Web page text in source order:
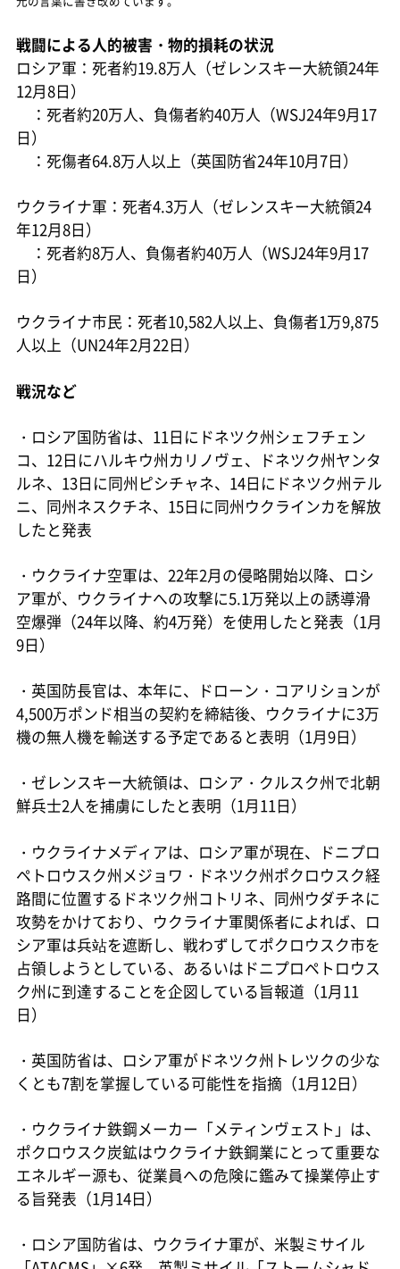
戦闘による人的被害・物的損耗の状況
ロシア軍：死者約19.8万人（ゼレンスキー大統領24年
12月8日）
：死者約20万人、負傷者約40万人（WSJ24年9月17
日）
：死傷者64.8万人以上（英国防省24年10月7日）
ウクライナ軍：死者4.3万人（ゼレンスキー大統領24
年12月8日）
：死者約8万人、負傷者約40万人（WSJ24年9月17
日）
ウクライナ市民：死者10,582人以上、負傷者1万9,875
人以上（UN24年2月22日）
戦況など
・ロシア国防省は、11日にドネツク州シェフチェン
コ、12日にハルキウ州カリノヴェ、ドネツク州ヤンタ
ルネ、13日に同州ピシチャネ、14日にドネツク州テル
ニ、同州ネスクチネ、15日に同州ウクラインカを解放
したと発表
・ウクライナ空軍は、22年2月の侵略開始以降、ロシ
ア軍が、ウクライナへの攻撃に5.1万発以上の誘導滑
空爆弾（24年以降、約4万発）を使用したと発表（1月
9日）
・英国防長官は、本年に、ドローン・コアリションが
4,500万ポンド相当の契約を締結後、ウクライナに3万
機の無人機を輸送する予定であると表明（1月9日）
・ゼレンスキー大統領は、ロシア・クルスク州で北朝
鮮兵士2人を捕虜にしたと表明（1月11日）
・ウクライナメディアは、ロシア軍が現在、ドニプロ
ペトロウスク州メジョワ・ドネツク州ポクロウスク経
路間に位置するドネツク州コトリネ、同州ウダチネに
攻勢をかけており、ウクライナ軍関係者によれば、ロ
シア軍は兵站を遮断し、戦わずしてポクロウスク市を
占領しようとしている、あるいはドニプロペトロウス
ク州に到達することを企図している旨報道（1月11
日）
・英国防省は、ロシア軍がドネツク州トレツクの少な
くとも7割を掌握している可能性を指摘（1月12日）
・ウクライナ鉄鋼メーカー「メティンヴェスト」は、
ポクロウスク炭鉱はウクライナ鉄鋼業にとって重要な
エネルギー源も、従業員への危険に鑑みて操業停止す
る旨発表（1月14日）
・ロシア国防省は、ウクライナ軍が、米製ミサイル